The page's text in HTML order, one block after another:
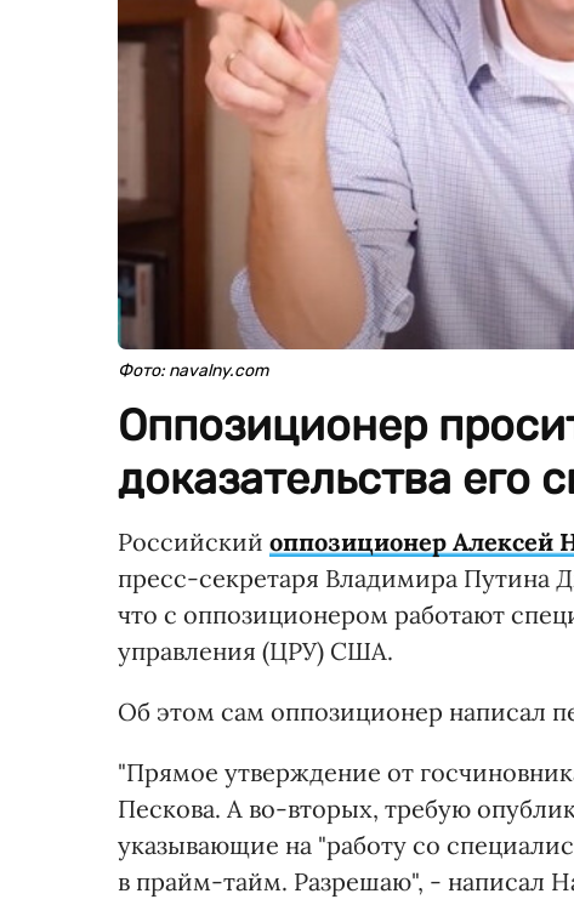
Фото: navalny.com
Оппозиционер
доказательства его
Российский оппозиционер Алексей
пресс-секретаря Владимира Путина
что с оппозиционером работают
управления (ЦРУ) США.
Об этом сам оппозиционер написал
"Прямое утверждение от
Пескова. А во-вторых, требую
указывающие на "работу со
в прайм-тайм. Разрешаю", - написал